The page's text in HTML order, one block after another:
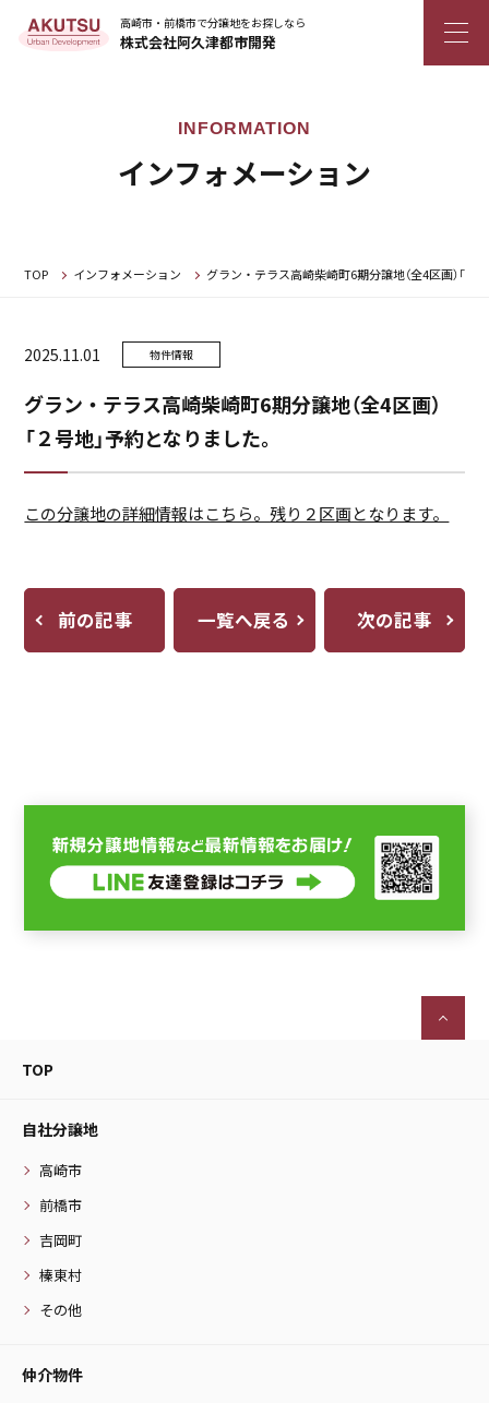
高崎市・前橋市で分譲地をお探しなら
株式会社阿久津都市開発
インフォメーション
TOP インフォメーション グラン・テラス高崎柴崎町6期分譲地（全4区画）「２
2025.11.01 物件情報
グラン・テラス高崎柴崎町6期分譲地（全4区画）
「２号地」予約となりました。
この分譲地の詳細情報はこちら。残り２区画となります。
前の記事 一覧へ戻る 次の記事
TOP
自社分譲地
高崎市
前橋市
吉岡町
榛東村
その他
仲介物件